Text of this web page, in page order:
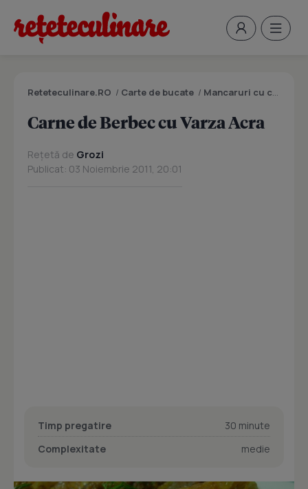
Reteteculinare.RO / Carte de bucate / Mancaruri cu carne
Carne de Berbec cu Varza Acra
Rețetă de Grozi
Publicat: 03 Noiembrie 2011, 20:01
Timp pregatire
30 minute
Complexitate
medie